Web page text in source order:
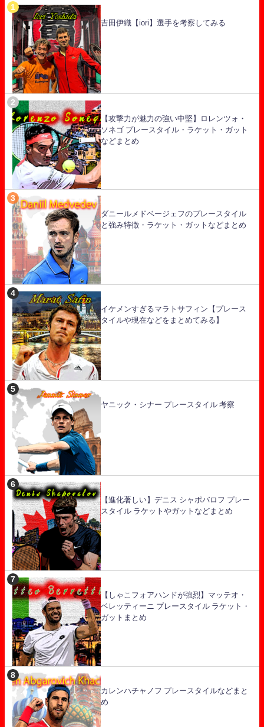
吉田伊織【iori】選手を考察してみる
【攻撃力が魅力の強い中堅】ロレンツォ・
ソネゴ プレースタイル・ラケット・ガット
などまとめ
ダニールメドベージェフのプレースタイル
と強み特徴・ラケット・ガットなどまとめ
イケメンすぎるマラトサフィン【プレース
タイルや現在などをまとめてみる】
ヤニック・シナー プレースタイル 考察
【進化著しい】デニス シャポバロフ プレー
スタイル ラケットやガットなどまとめ
【しゃこフォアハンドが強烈】マッテオ・
ベレッティーニ プレースタイル ラケット・
ガットまとめ
カレンハチャノフ プレースタイルなどまと
め